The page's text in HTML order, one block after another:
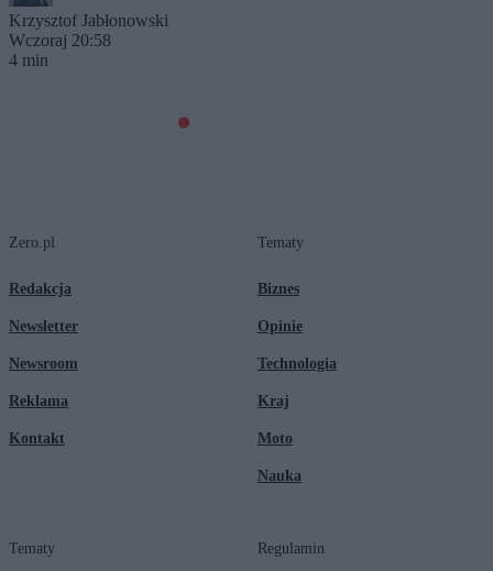
Krzysztof Jabłonowski
Wczoraj 20:58
4 min
Zero.pl
Redakcja
Newsletter
Newsroom
Reklama
Kontakt
Tematy
Biznes
Opinie
Technologia
Kraj
Moto
Nauka
Tematy Regulamin